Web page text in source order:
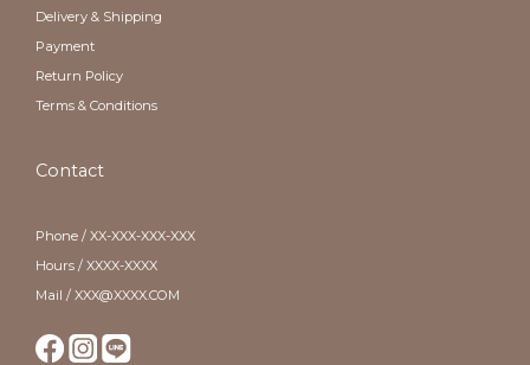
Delivery & Shipping
Payment
Return Policy
Terms & Conditions
Contact
Phone / XX-XXX-XXX-XXX
Hours / XXXX-XXXX
Mail / XXX@XXXX.COM